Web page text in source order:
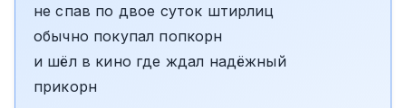
не спав по двое суток штирлиц
обычно покупал попкорн
и шёл в кино где ждал надёжный
прикорн